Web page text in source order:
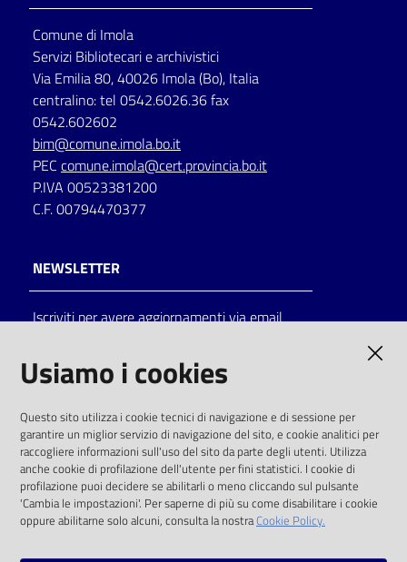
Comune di Imola
Servizi Bibliotecari e archivistici
Via Emilia 80, 40026 Imola (Bo), Italia
centralino: tel 0542.6026.36 fax
0542.602602
bim@comune.imola.bo.it
PEC comune.imola@cert.provincia.bo.it
P.IVA 00523381200
C.F. 00794470377
NEWSLETTER
Iscriviti per avere aggiornamenti via email
solo alle condizioni previste dalla direttiva
comunitaria 2003/98/CE e dal d.lgs. 36/2006
SOCIAL
Instagram
Usiamo i cookies
Questo sito utilizza i cookie tecnici di navigazione e di sessione per
garantire un miglior servizio di navigazione del sito, e cookie analitici per
raccogliere informazioni sull'uso del sito da parte degli utenti. Utilizza
anche cookie di profilazione dell'utente per fini statistici. I cookie di
profilazione puoi decidere se abilitarli o meno cliccando sul pulsante
'Cambia le impostazioni'. Per saperne di più su come disabilitare i cookie
oppure abilitarne solo alcuni, consulta la nostraCookie Policy.